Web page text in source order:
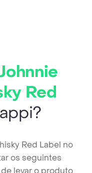
Red
Red Label no
os seguintes
levar o produto